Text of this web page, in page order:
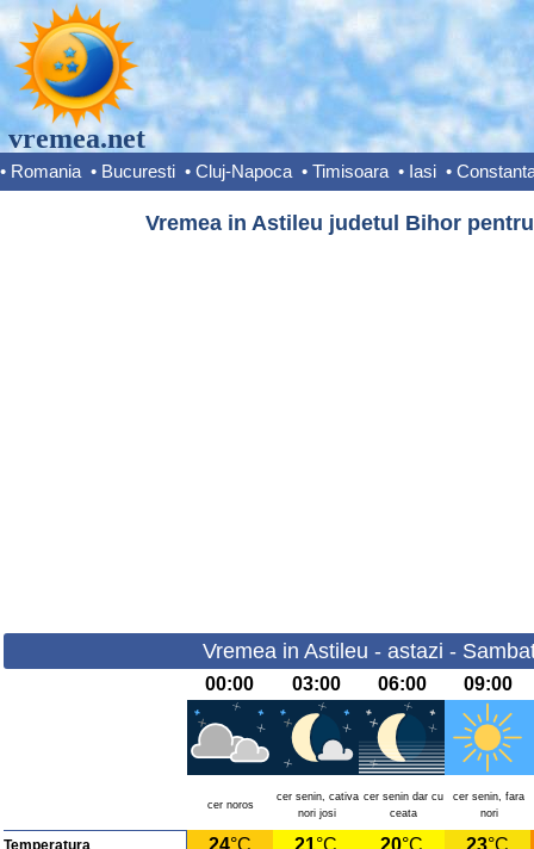
vremea.net
• Romania • Bucuresti • Cluj-Napoca • Timisoara • Iasi •
Vremea in Astileu judetul Bihor
Vremea in Astileu - astazi -
00:00 03:00 06:00 09:00
cer noros
cer senin, cativa
nori josi
cer senin dar cu
ceata
cer senin, fara
nori
Temperatura 24°C 21°C 20°C 23°C